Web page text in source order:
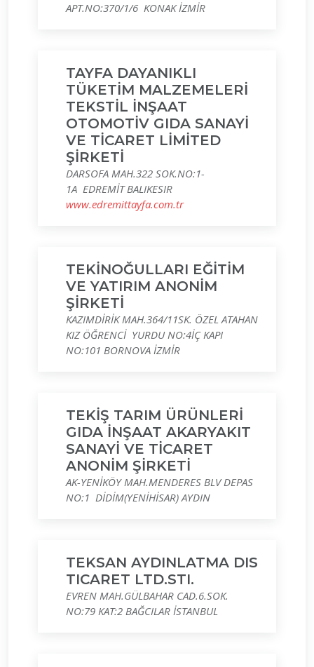
APT.NO:370/1/6 KONAK İZMİR
TAYFA DAYANIKLI
TÜKETİM MALZEMELERİ
TEKSTİL İNŞAAT
OTOMOTİV GIDA SANAYİ
VE TİCARET LİMİTED
ŞİRKETİ
DARSOFA MAH.322 SOK.NO:1-
1A EDREMİT BALIKESIR
www.edremittayfa.com.tr
TEKİNOĞULLARI EĞİTİM
VE YATIRIM ANONİM
ŞİRKETİ
KAZIMDİRİK MAH.364/11SK. ÖZEL ATAHAN
KIZ ÖĞRENCİ YURDU NO:4İÇ KAPI
NO:101 BORNOVA İZMİR
TEKİŞ TARIM ÜRÜNLERİ
GIDA İNŞAAT AKARYAKIT
SANAYİ VE TİCARET
ANONİM ŞİRKETİ
AK-YENİKÖY MAH.MENDERES BLV DEPAS
NO:1 DİDİM(YENİHİSAR) AYDIN
TEKSAN AYDINLATMA DIS
TICARET LTD.STI.
EVREN MAH.GÜLBAHAR CAD.6.SOK.
NO:79 KAT:2 BAĞCILAR İSTANBUL